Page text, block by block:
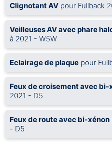
Clignotant AV pour Fullback
Veilleuses AV avec phare
à 2021 - W5W
Eclairage de plaque pour
Feux de croisement avec bi-
2021 - D5
Feux de route avec bi-xénon
- D5